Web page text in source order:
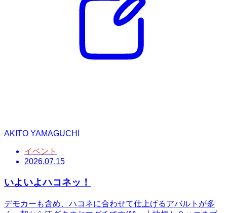
AKITO YAMAGUCHI
イベント
2026.07.15
いよいよハコネッ！
デモカーも含め、ハコネに合わせて仕上げるアバルトが多